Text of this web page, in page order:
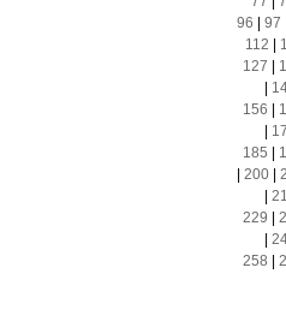
96
97
112
127
156
185
200|
229
258